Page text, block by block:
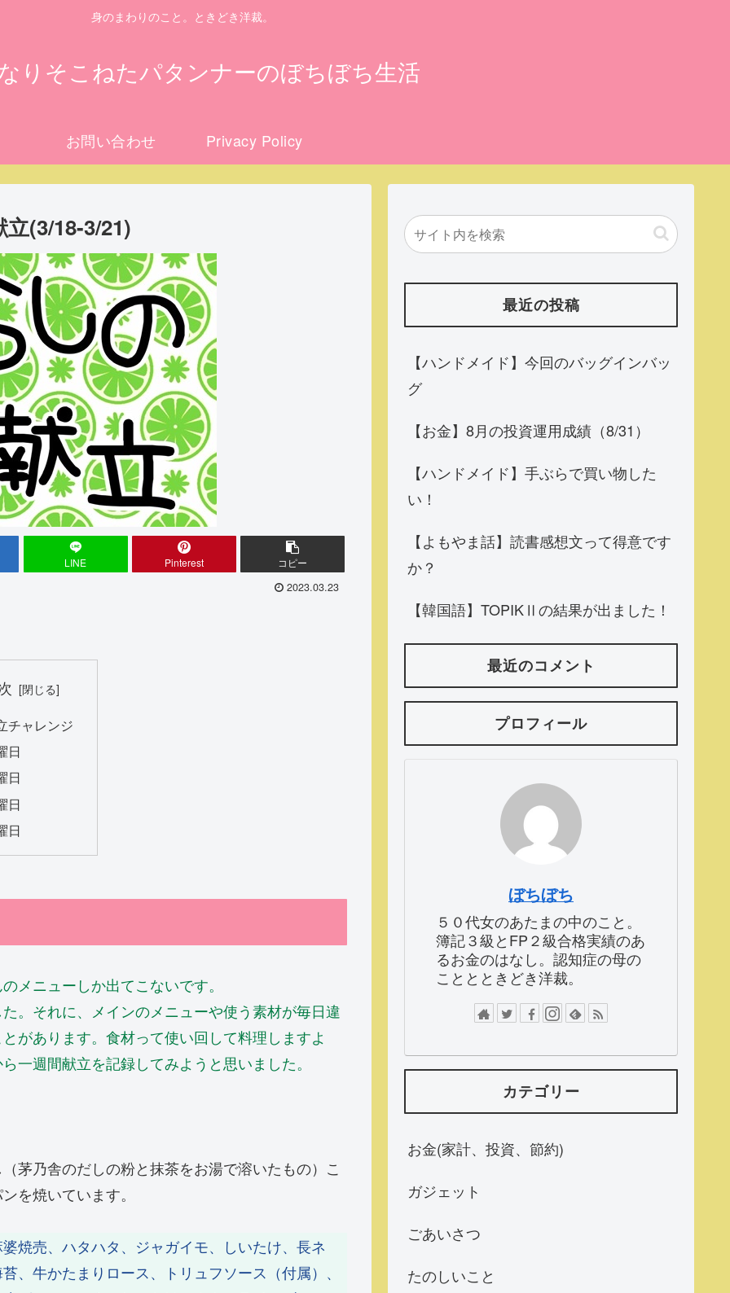
身のまわりのこと。ときどき洋裁。
りそこねたパタンナーのぼちぼち生活
お問い合わせ Privacy Policy
(3/18-3/21)
LINE Pinterest コピー
2023.03.23
チャレンジ
日
日
日
日
メニューしか出てこないです。
。それに、メインのメニューや使う素材が毎日違
があります。食材って使い回して料理しますよ
一週間献立を記録してみようと思いました。
茅乃舎のだしの粉と抹茶をお湯で溶いたもの）こ
を焼いています。
焼売、ハタハタ、ジャガイモ、しいたけ、長ネ
、牛かたまりロース、トリュフソース（付属）、
最近の投稿
【ハンドメイド】今回のバッグインバッ
グ
【お金】8月の投資運用成績（8/31）
【ハンドメイド】手ぶらで買い物した
い！
【よもやま話】読書感想文って得意です
か？
【韓国語】TOPIKⅡの結果が出ました！
最近のコメント
プロフィール
ぼちぼち
５０代女のあたまの中のこと。
簿記３級とFP２級合格実績のあ
るお金のはなし。認知症の母の
こととときどき洋裁。
カテゴリー
お金(家計、投資、節約)
ガジェット
ごあいさつ
たのしいこと